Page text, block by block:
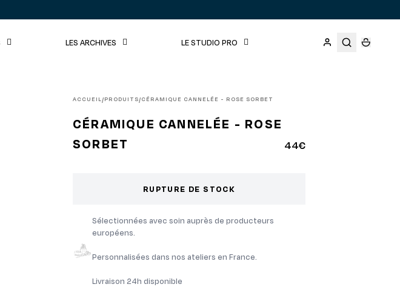
LES ARCHIVES LE STUDIO PRO
ACCUEIL/PRODUITS/CÉRAMIQUE CANNELÉE - ROSE SORBET
CÉRAMIQUE CANNELÉE - ROSE
SORBET
44€
RUPTURE DE STOCK
Sélectionnées avec soin auprès de producteurs
européens.
Personnalisées dans nos ateliers en France.
Livraison 24h disponible